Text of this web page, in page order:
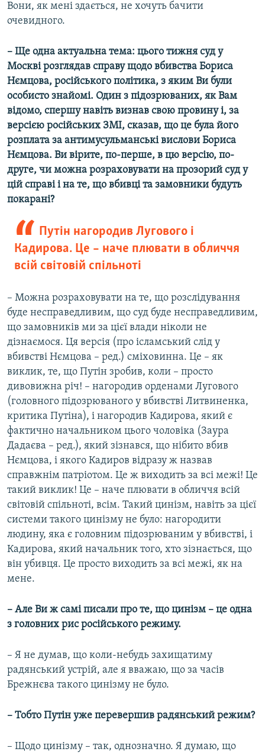
Вони, як мені здається, не хочуть бачити
очевидного.
– Ще одна актуальна тема: цього тижня суд у
Москві розглядав справу щодо вбивства Бориса
Нємцова, російського політика, з яким Ви були
особисто знайомі. Один з підозрюваних, як Вам
відомо, спершу навіть визнав свою провину і, за
версією російських ЗМІ, сказав, що це була його
розплата за антимусульманські вислови Бориса
Нємцова. Ви вірите, по-перше, в цю версію, по-
друге, чи можна розраховувати на прозорий суд у
цій справі і на те, що вбивці та замовники будуть
покарані?
Путін нагородив Лугового і
Кадирова. Це – наче плювати в обличчя
всій світовій спільноті
– Можна розраховувати на те, що розслідування
буде несправедливим, що суд буде несправедливим,
що замовників ми за цієї влади ніколи не
дізнаємося. Ця версія (про ісламський слід у
вбивстві Нємцова – ред.) сміховинна. Це – як
виклик, те, що Путін зробив, коли – просто
дивовижна річ! – нагородив орденами Лугового
(головного підозрюваного у вбивстві Литвиненка,
критика Путіна), і нагородив Кадирова, який є
фактично начальником цього чоловіка (Заура
Дадаєва – ред.), який зізнався, що нібито вбив
Нємцова, і якого Кадиров відразу ж назвав
справжнім патріотом. Це ж виходить за всі межі! Це
такий виклик! Це – наче плювати в обличчя всій
світовій спільноті, всім. Такий цинізм, навіть за цієї
системи такого цинізму не було: нагородити
людину, яка є головним підозрюваним у вбивстві, і
Кадирова, який начальник того, хто зізнається, що
він убивця. Це просто виходить за всі межі, як на
мене.
– Але Ви ж самі писали про те, що цинізм – це одна
з головних рис російського режиму.
– Я не думав, що коли-небудь захищатиму
радянський устрій, але я вважаю, що за часів
Брежнєва такого цинізму не було.
– Тобто Путін уже перевершив радянський режим?
– Щодо цинізму – так, однозначно. Я думаю, що